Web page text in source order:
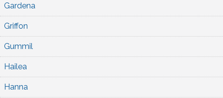
Gardena
Griffon
Gummil
Hailea
Hanna